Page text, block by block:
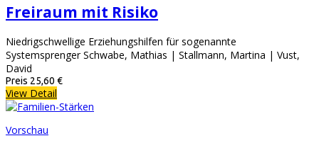
Freiraum mit Risiko
Niedrigschwellige Erziehungshilfen für sogenannte
Systemsprenger Schwabe, Mathias | Stallmann, Martina | Vust,
David
Preis 25,60 €
View Detail
Vorschau